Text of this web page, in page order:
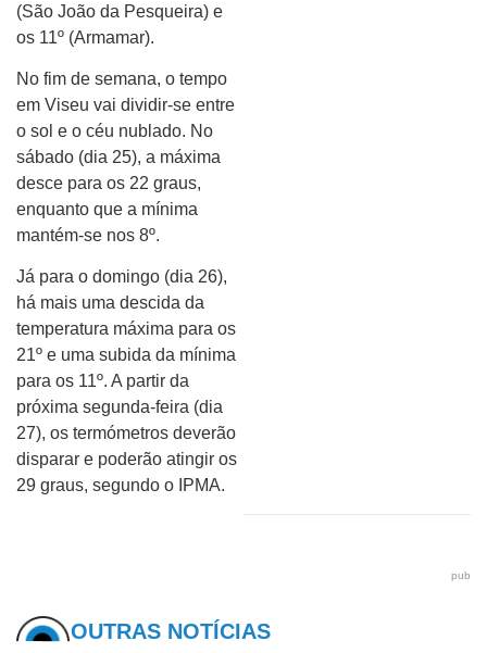
(São João da Pesqueira) e
os 11º (Armamar).
No fim de semana, o tempo
em Viseu vai dividir-se entre
o sol e o céu nublado. No
sábado (dia 25), a máxima
desce para os 22 graus,
enquanto que a mínima
mantém-se nos 8º.
Já para o domingo (dia 26),
há mais uma descida da
temperatura máxima para os
21º e uma subida da mínima
para os 11º. A partir da
próxima segunda-feira (dia
27), os termómetros deverão
disparar e poderão atingir os
29 graus, segundo o IPMA.
pub
OUTRAS NOTÍCIAS